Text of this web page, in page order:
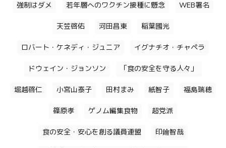
強制はダメ 若年層へのワクチン接種に懸念 WEB署名
天笠啓佑 河田昌東 稲葉國光
ロバート・ケネディ・ジュニア イグナチオ・チャペラ
ドウェイン・ジョンソン 「食の安全を守る人々」
堀越啓仁 小宮山泰子 田村まみ 紙智子 福島瑞穂
篠原孝 ゲノム編集食物 超党派
食の安全・安心を創る議員連盟 印鑰智哉